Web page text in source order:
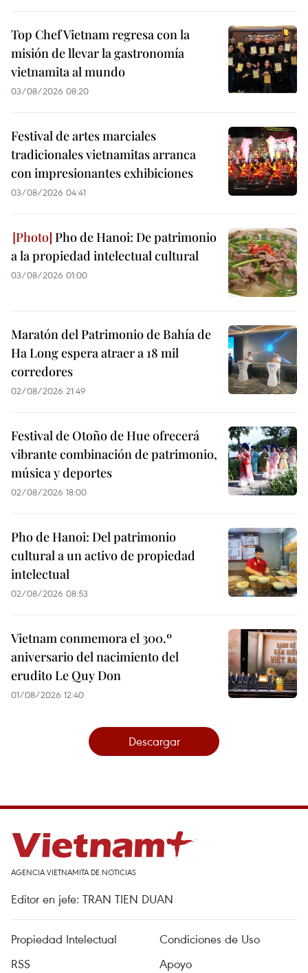
Top Chef Vietnam regresa con la
misión de llevar la gastronomía
vietnamita al mundo
03/08/2026 08:20
Festival de artes marciales
tradicionales vietnamitas arranca
con impresionantes exhibiciones
03/08/2026 04:41
Pho de Hanoi: De patrimonio
a la propiedad intelectual cultural
03/08/2026 01:00
Maratón del Patrimonio de Bahía de
Ha Long espera atraer a 18 mil
corredores
02/08/2026 21:49
Festival de Otoño de Hue ofrecerá
vibrante combinación de patrimonio,
música y deportes
02/08/2026 18:00
Pho de Hanoi: Del patrimonio
cultural a un activo de propiedad
intelectual
02/08/2026 08:53
Vietnam conmemora el 300.º
aniversario del nacimiento del
erudito Le Quy Don
01/08/2026 12:40
Descargar
AGENCIA VIETNAMITA DE NOTICIAS
Editor en jefe: TRAN TIEN DUAN
Propiedad Intelectual
Condiciones de Uso
RSS
Apoyo